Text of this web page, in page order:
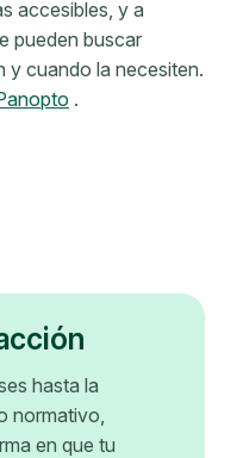
accesibles, y a
pueden buscar
y cuando la necesiten.
.
hasta la
normativo,
en que tu